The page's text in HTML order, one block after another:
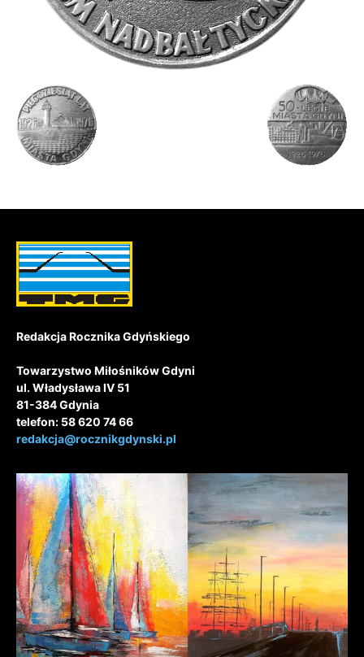
Redakcja Rocznika Gdyńskiego
Towarzystwo Miłośników Gdyni
ul. Władysława IV 51
81-384 Gdynia
telefon: 58 620 74 66
redakcja@rocznikgdynski.pl